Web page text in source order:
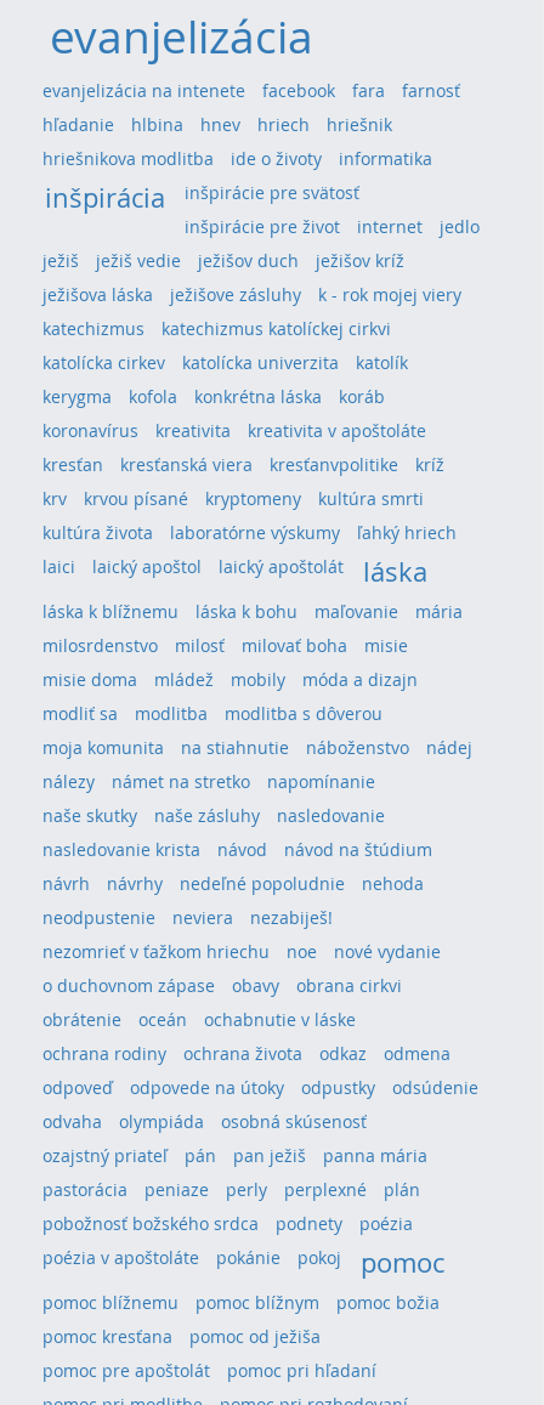
evanjelizácia
evanjelizácia na intenete facebook fara
farnosť
hľadanie
hlbina hnev hriech
hriešnik
hriešnikova modlitba
ide o životy informatika
inšpirácia
inšpirácie pre svätosť
inšpirácie pre život
internet
jedlo
ježiš
ježiš vedie ježišov duch
ježišov kríž
ježišova láska
ježišove zásluhy
k - rok mojej viery
katechizmus
katechizmus katolíckej cirkvi
katolícka cirkev
katolícka univerzita
katolík
kerygma
kofola konkrétna láska
koráb
koronavírus
kreativita
kreativita v apoštoláte
kresťan
kresťanská viera kresťanvpolitike
kríž
krv
krvou písané kryptomeny
kultúra smrti
kultúra života
laboratórne výskumy
ľahký hriech
laici
laický apoštol laický apoštolát láska
láska k blížnemu láska k bohu maľovanie
mária
milosrdenstvo
milosť milovať boha
misie
misie doma
mládež mobily
móda a dizajn
modliť sa
modlitba
modlitba s dôverou
moja komunita
na stiahnutie náboženstvo
nádej
nálezy
námet na stretko
napomínanie
naše skutky
naše zásluhy
nasledovanie
nasledovanie krista
návod
návod na štúdium
návrh
návrhy nedeľné popoludnie
nehoda
neodpustenie
neviera
nezabiješ!
nezomrieť v ťažkom hriechu
noe
nové vydanie
o duchovnom zápase
obavy
obrana cirkvi
obrátenie
oceán
ochabnutie v láske
ochrana rodiny
ochrana života odkaz
odmena
odpoveď
odpovede na útoky odpustky
odsúdenie
odvaha
olympiáda
osobná skúsenosť
ozajstný priateľ
pán pan ježiš
panna mária
pastorácia
peniaze perly perplexné
plán
pobožnosť božského srdca
podnety
poézia
poézia v apoštoláte
pokánie pokoj pomoc
pomoc blížnemu pomoc blížnym
pomoc božia
pomoc kresťana
pomoc od ježiša
pomoc pre apoštolát
pomoc pri hľadaní